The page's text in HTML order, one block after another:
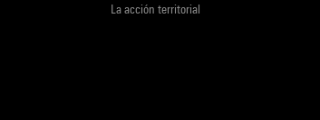
La acción territorial